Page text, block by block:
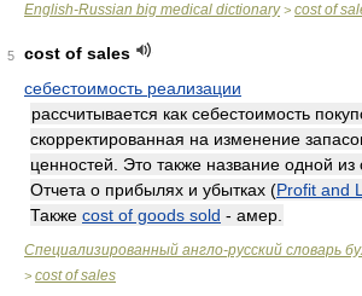
English-Russian big medical dictionary> cost of
5
cost of sales
себестоимость реализации
рассчитывается как себестоимость
скорректированная на изменение
ценностей. Это также название одной
Отчета о прибылях и убытках (Profit and
Также cost of goods sold - амер.
Специализированный англо-русский словарь
> cost of sales